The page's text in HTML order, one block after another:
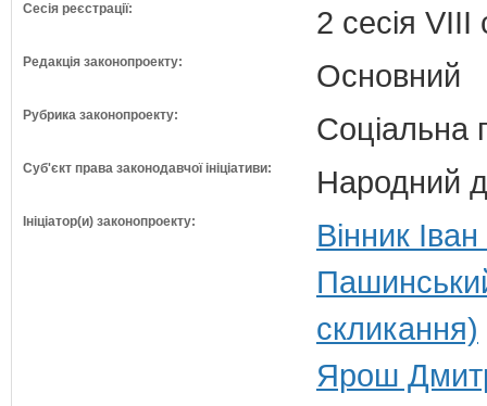
Сесія реєстрації: 2 сесія VIII
Редакція законопроекту: Основний
Рубрика законопроекту: Соціальна
Суб'єкт права законодавчої ініціативи: Народний
Ініціатор(и) законопроекту:
Вінник
скликання)
Ярош